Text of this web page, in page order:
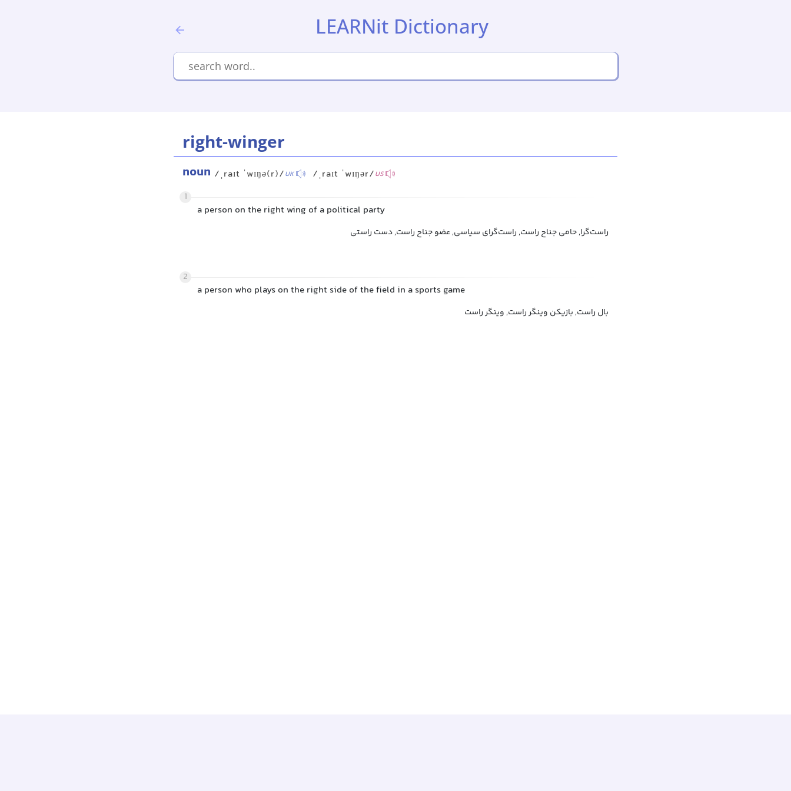
LEARNit Dictionary
right-winger
noun /ˌraɪt ˈwɪŋə(r)/UK /ˌraɪt ˈwɪŋər/US
1
a person on the right wing of a political party
راست‌گرا, حامی جناح راست, راست‌گرای سیاسی, عضو جناح راست, دست راستی
2
a person who plays on the right side of the field in a sports game
بال راست, بازیکن وینگر راست, وینگر راست